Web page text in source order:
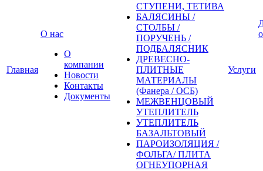
Главная
О нас
О
компании
Новости
Контакты
Документы
СТУПЕНИ, ТЕТИВА
БАЛЯСИНЫ /
СТОЛБЫ /
ПОРУЧЕНЬ /
ПОДБАЛЯСНИК
ДРЕВЕСНО-
ПЛИТНЫЕ
МАТЕРИАЛЫ
(Фанера / ОСБ)
МЕЖВЕНЦОВЫЙ
УТЕПЛИТЕЛЬ
УТЕПЛИТЕЛЬ
БАЗАЛЬТОВЫЙ
ПАРОИЗОЛЯЦИЯ /
ФОЛЬГА/ ПЛИТА
ОГНЕУПОРНАЯ
Услуги